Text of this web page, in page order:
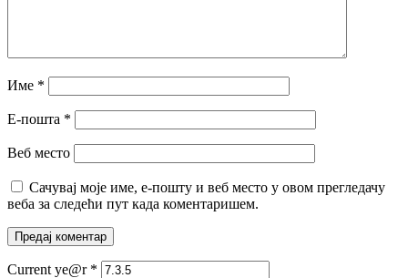
Име *
Е-пошта *
Веб место
Сачувај моје име, е-пошту и веб место у овом прегледачу
веба за следећи пут када коментаришем.
Current ye@r *